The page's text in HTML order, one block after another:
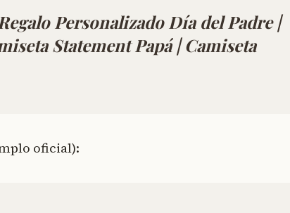
Personalizado Día del Padre |
Statement Papá | Camiseta
oficial):